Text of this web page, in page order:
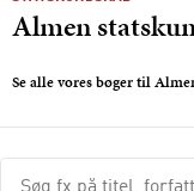
Almen
Se alle vores bøger til